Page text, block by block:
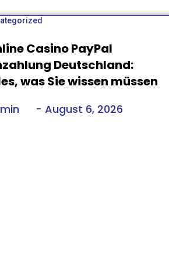
Casino PayPal
Deutschland:
was Sie wissen müssen
- August 6, 2026